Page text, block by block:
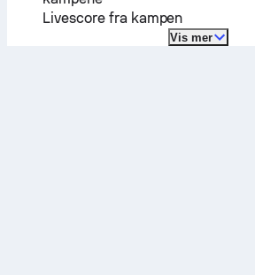
Livescore fra kampen
Vis mer